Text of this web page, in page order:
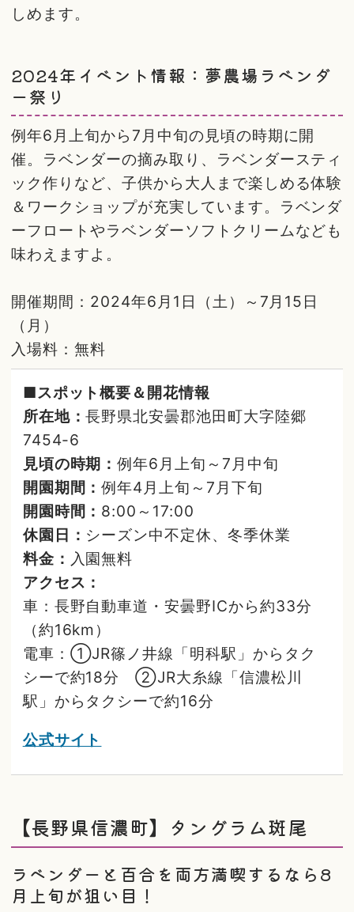
しめます。
2024年イベント情報：夢農場ラベンダ
ー祭り
例年6月上旬から7月中旬の見頃の時期に開
催。ラベンダーの摘み取り、ラベンダースティ
ック作りなど、子供から大人まで楽しめる体験
＆ワークショップが充実しています。ラベンダ
ーフロートやラベンダーソフトクリームなども
味わえますよ。
開催期間：2024年6月1日（土）～7月15日
（月）
入場料：無料
■スポット概要＆開花情報
所在地：長野県北安曇郡池田町大字陸郷
7454-6
見頃の時期：例年6月上旬～7月中旬
開園期間：例年4月上旬～7月下旬
開園時間： 8:00～17:00
休園日： シーズン中不定休、冬季休業
料金： 入園無料
アクセス：
車：長野自動車道・安曇野ICから約33分
（約16km）
電車：①JR篠ノ井線「明科駅」からタク
シーで約18分 ②JR大糸線「信濃松川
駅」からタクシーで約16分
公式サイト
【長野県信濃町】タングラム斑尾
ラベンダーと百合を両方満喫するなら8
月上旬が狙い目！